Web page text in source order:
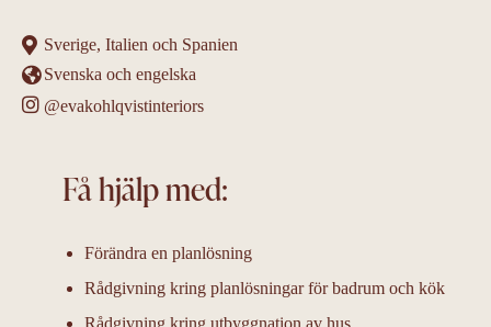
Sverige, Italien och Spanien
Svenska och engelska
@evakohlqvistinteriors
Få hjälp med:
Förändra en planlösning
Rådgivning kring planlösningar för badrum och kök